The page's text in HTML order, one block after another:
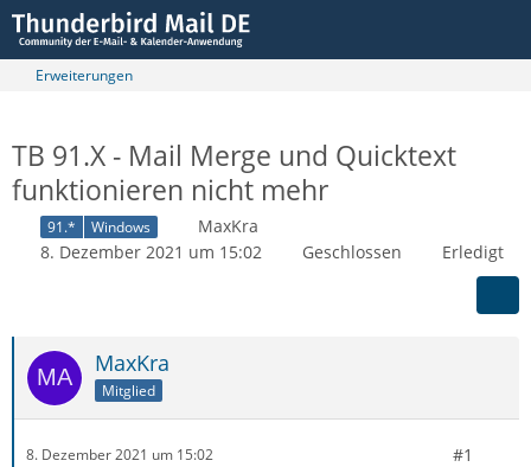
Erweiterungen
TB 91.X - Mail Merge und Quicktext
funktionieren nicht mehr
91.* Windows
MaxKra
8. Dezember 2021 um 15:02
Geschlossen Erledigt
MaxKra
Mitglied
8. Dezember 2021 um 15:02 #1